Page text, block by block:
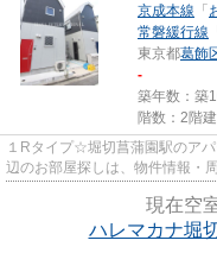
京成本線 「
常磐緩行線
東京都葛飾
-
築年数：築
階数：2階建
１Rタイプ☆堀切菖蒲園駅のア
辺のお部屋探しは、物件情報・
現在空
ハレマカナ堀